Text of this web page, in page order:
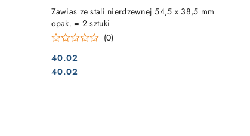
Zawias ze stali nierdzewnej 54,5 x 38,5 mm
opak. = 2 sztuki
(0)
Cena:
40.02
Cena:
40.02
DO KOSZYKA